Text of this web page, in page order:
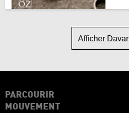
Afficher
PARCOURIR
MOUVEMENT